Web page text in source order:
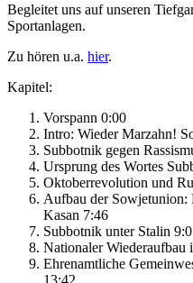
Begleitet uns auf unseren
Sportanlagen.
Zu hören u.a. hier.
Kapitel:
Vorspann 0:00
Intro: Wieder Marzahn!
Subbotnik gegen
Ursprung des Wortes
Oktoberrevolution und
Aufbau der Sowjetunion:
Kasan 7:46
Subbotnik unter Stalin
Nationaler
Ehrenamtliche
13:42